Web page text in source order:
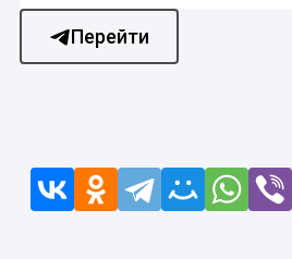
Перейти